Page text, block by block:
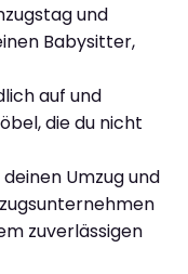
und
Babysitter,
auf und
die du nicht
Umzug und
zuverlässigen